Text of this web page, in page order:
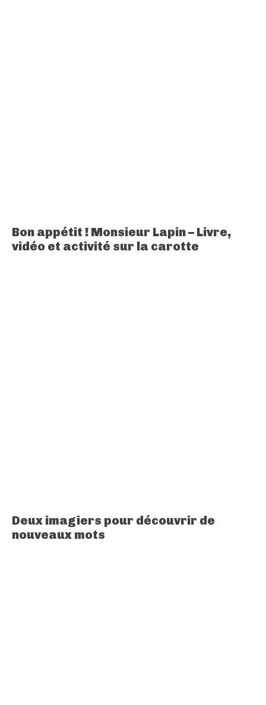
Bon appétit ! Monsieur Lapin – Livre,
vidéo et activité sur la carotte
Deux imagiers pour découvrir de
nouveaux mots